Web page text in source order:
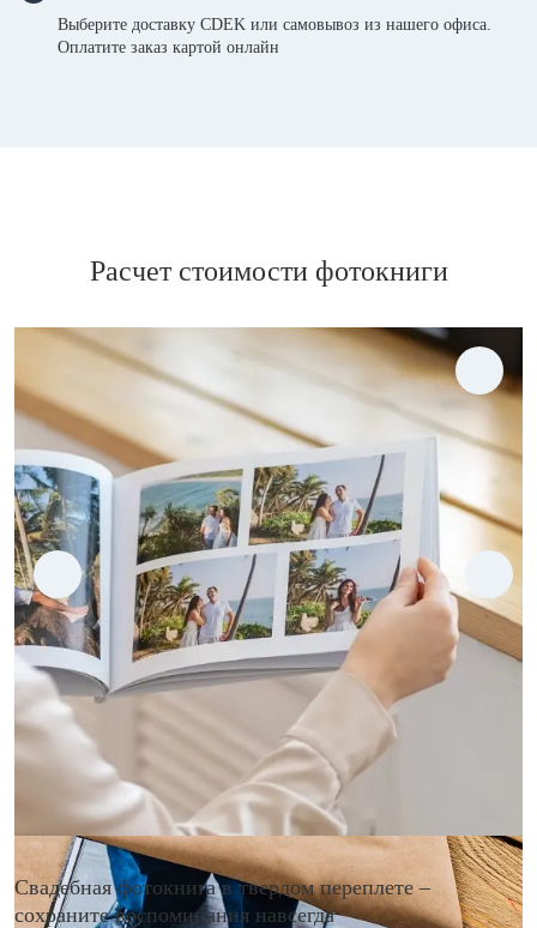
Выберите доставку CDEK или самовывоз из нашего офиса.
Оплатите заказ картой онлайн
Расчет стоимости фотокниги
Свадебная фотокнига в твердом переплете –
сохраните воспоминания навсегда